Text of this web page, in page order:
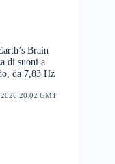
Brain
di suoni a
da 7,83 Hz
20:02 GMT